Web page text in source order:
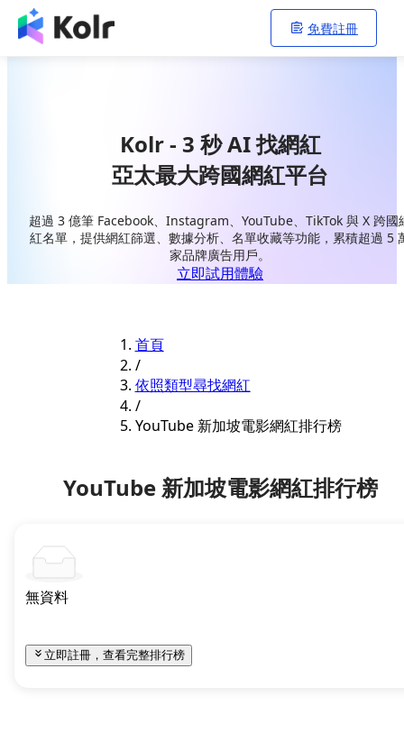
免費註冊
Kolr - 3 秒 AI 找網紅
亞太最大跨國網紅平台
超過 3 億筆 Facebook、Instagram、YouTube、TikTok 與 X 跨國
紅名單，提供網紅篩選、數據分析、名單收藏等功能，累積超過 5
家品牌廣告用戶。
立即試用體驗
首頁
/
依照類型尋找網紅
/
YouTube 新加坡電影網紅排行榜
YouTube 新加坡電影網紅排行榜
無資料
立即註冊，查看完整排行榜